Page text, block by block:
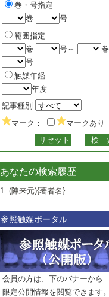
巻・号指定
巻
号
範囲指定
巻
号～
巻
号
触媒年鑑
年度
記事種別
マーク：
マークあり
あなたの検索履歴
1. (陳来元){著者名}
参照触媒ポータル
会員の方は、下のバナーから
限定公開情報を閲覧できます。